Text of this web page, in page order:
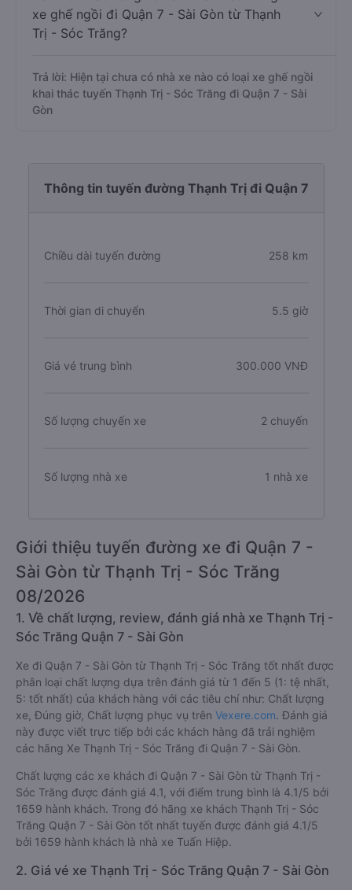
xe ghế ngồi đi Quận 7 - Sài Gòn từ Thạnh
Trị - Sóc Trăng?
Trả lời: Hiện tại chưa có nhà xe nào có loại xe ghế ngồi
khai thác tuyến Thạnh Trị - Sóc Trăng đi Quận 7 - Sài
Gòn
Thông tin tuyến đường Thạnh Trị đi Quận 7
Chiều dài tuyến đường 258 km
Thời gian di chuyển 5.5 giờ
Giá vé trung bình 300.000 VNĐ
Số lượng chuyến xe 2 chuyến
Số lượng nhà xe 1 nhà xe
Giới thiệu tuyến đường xe đi Quận 7 -
Sài Gòn từ Thạnh Trị - Sóc Trăng
08/2026
1. Về chất lượng, review, đánh giá nhà xe Thạnh Trị -
Sóc Trăng Quận 7 - Sài Gòn
Xe đi Quận 7 - Sài Gòn từ Thạnh Trị - Sóc Trăng tốt nhất được
phân loại chất lượng dựa trên đánh giá từ 1 đến 5 (1: tệ nhất,
5: tốt nhất) của khách hàng với các tiêu chí như: Chất lượng
xe, Đúng giờ, Chất lượng phục vụ trên Vexere.com. Đánh giá
này được viết trực tiếp bởi các khách hàng đã trải nghiệm
các hãng Xe Thạnh Trị - Sóc Trăng đi Quận 7 - Sài Gòn.
Chất lượng các xe khách đi Quận 7 - Sài Gòn từ Thạnh Trị -
Sóc Trăng được đánh giá 4.1, với điểm trung bình là 4.1/5 bởi
1659 hành khách. Trong đó hãng xe khách Thạnh Trị - Sóc
Trăng Quận 7 - Sài Gòn tốt nhất tuyến được đánh giá 4.1/5
bởi 1659 hành khách là nhà xe Tuấn Hiệp.
2. Giá vé xe Thạnh Trị - Sóc Trăng Quận 7 - Sài Gòn